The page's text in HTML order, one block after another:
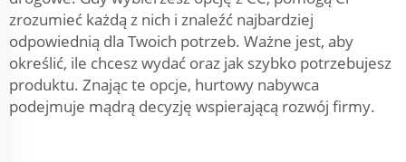
zrozumieć każdą z nich i znaleźć najbardziej
odpowiednią dla Twoich potrzeb. Ważne jest, aby
określić, ile chcesz wydać oraz jak szybko potrzebujesz
produktu. Znając te opcje, hurtowy nabywca
podejmuje mądrą decyzję wspierającą rozwój firmy.